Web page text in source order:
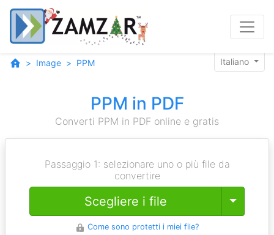
Image PPM Italiano
PPM in PDF
Converti PPM in PDF online e gratis
Passaggio 1: selezionare uno o più file da
convertire
Scegliere i file Toggle
Come sono protetti i miei file?